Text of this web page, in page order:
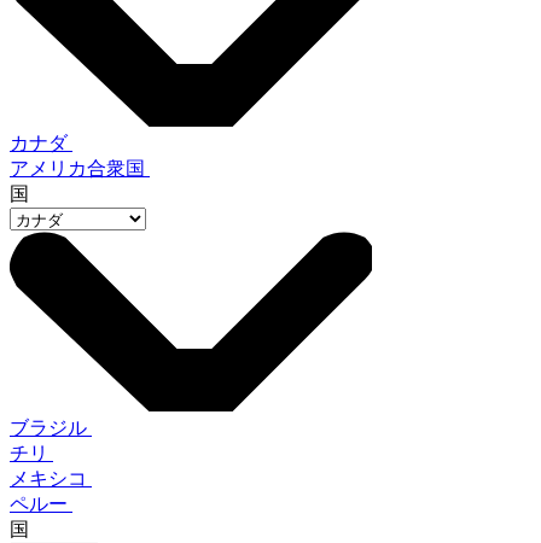
カナダ
アメリカ合衆国
国
ブラジル
チリ
メキシコ
ペルー
国